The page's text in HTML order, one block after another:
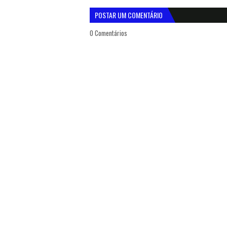
POSTAR UM COMENTÁRIO
0 Comentários